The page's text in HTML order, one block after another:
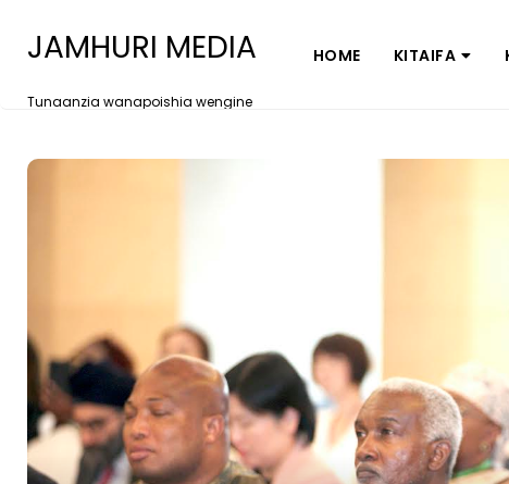
JAMHURI MEDIA
Tunaanzia wanapoishia wengine
HOME KITAIFA